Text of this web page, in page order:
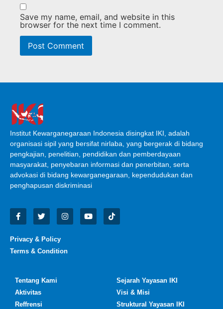
Save my name, email, and website in this
browser for the next time I comment.
Institut Kewarganegaraan Indonesia disingkat IKI, adalah
organisasi sipil yang bersifat nirlaba, yang bergerak di bidang
pengkajian, penelitian, pendidikan dan pemberdayaan
masyarakat, penyebaran informasi dan penerbitan, serta
advokasi di bidang kewarganegaraan, kependudukan dan
penghapusan diskriminasi
Privacy & Policy
Terms & Condition
Tentang Kami
Aktivitas
Reffrensi
Sejarah Yayasan IKI
Visi & Misi
Struktural Yayasan IKI